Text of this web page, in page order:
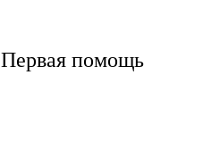
Первая помощь